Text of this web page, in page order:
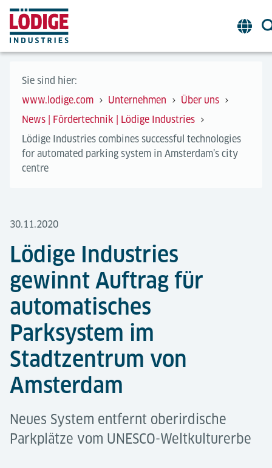
Sie sind hier:
www.lodige.com
Unternehmen
Über uns
News | Fördertechnik | Lödige Industries
Lödige Industries combines successful technologies
for automated parking system in Amsterdam’s city
centre
30.11.2020
Lödige Industries
gewinnt Auftrag für
automatisches
Parksystem im
Stadtzentrum von
Amsterdam
Neues System entfernt oberirdische
Parkplätze vom UNESCO-Weltkulturerbe